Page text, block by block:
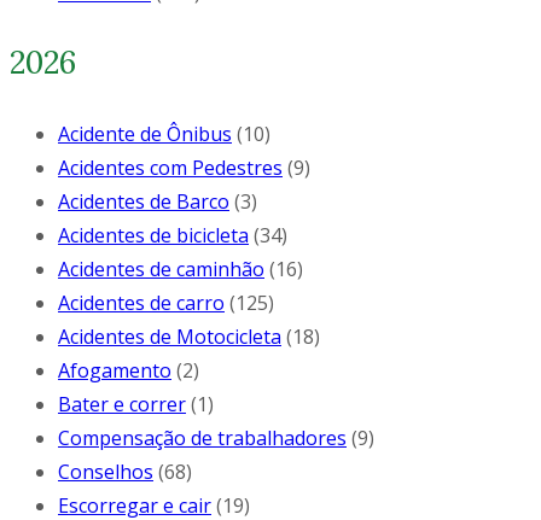
2026
Acidente de Ônibus (10)
Acidentes com Pedestres (9)
Acidentes de Barco (3)
Acidentes de bicicleta (34)
Acidentes de caminhão (16)
Acidentes de carro (125)
Acidentes de Motocicleta (18)
Afogamento (2)
Bater e correr(1)
Compensação de trabalhadores (9)
Conselhos (68)
Escorregar e cair(19)